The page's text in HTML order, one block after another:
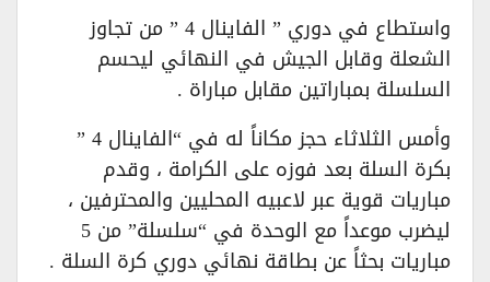
واستطاع في دوري ” الفاينال 4 ” من تجاوز
الشعلة وقابل الجيش في النهائي ليحسم
السلسلة بمباراتين مقابل مباراة .
وأمس الثلاثاء حجز مكاناً له في “الفاينال 4 ”
بكرة السلة بعد فوزه على الكرامة ، وقدم
مباريات قوية عبر لاعبيه المحليين والمحترفين ،
ليضرب موعداً مع الوحدة في “سلسلة” من 5
مباريات بحثاً عن بطاقة نهائي دوري كرة السلة .